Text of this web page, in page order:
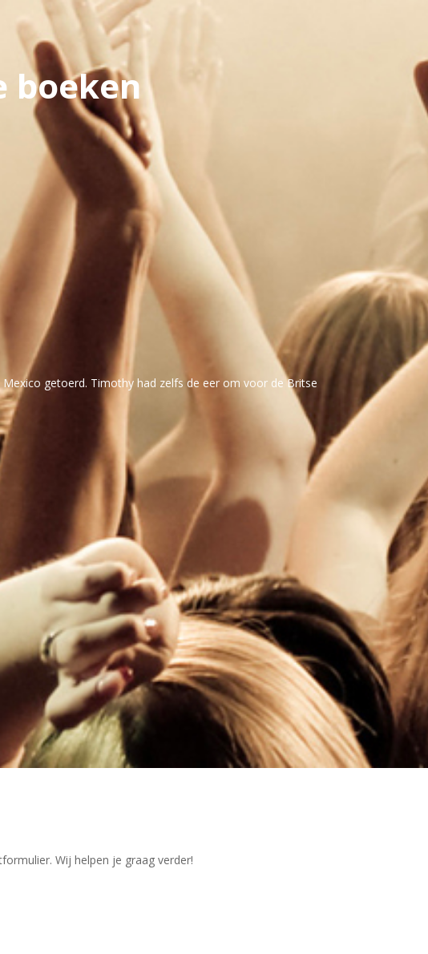
boeken
getoerd. Timothy had zelfs de eer om voor de Britse
Wij helpen je graag verder!